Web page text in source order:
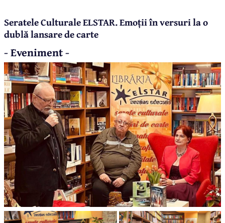
Seratele Culturale ELSTAR. Emoții în versuri la o
dublă lansare de carte
- Eveniment -